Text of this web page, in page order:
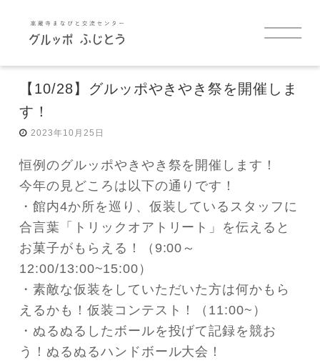
お知らせ
イベント
グルッポふじとうについて
施設案内
施設を借りたい方
【10/28】グルッポやきやき祭を開催しま
す！
2023年10月25日
恒例のグルッポやきやき祭を開催します！
今年の見どころは以下の通りです！
・館内4か所を巡り、仮装しているスタッフに
合言葉「トリックオアトリート」を伝えると
お菓子がもらえる！（9:00～
12:00/13:00~15:00）
・素敵な仮装をしていただいた方は何かもら
えるかも！仮装コンテスト！（11:00~）
・ぬるぬるしたボールを投げて記録を競お
う！ぬるぬるハンドボール大会！